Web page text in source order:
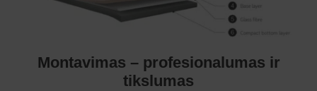
Montavimas – profesionalumas ir
tikslumas